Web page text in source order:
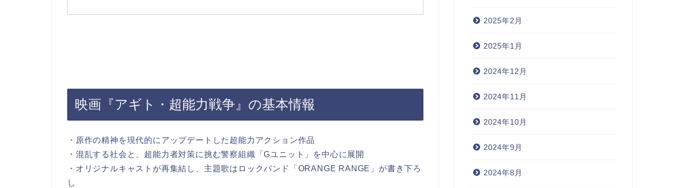
映画『アギト・超能力戦争』の基本情報
・原作の精神を現代的にアップデートした超能力アクション作品
・混乱する社会と、超能力者対策に挑む警察組織「Gユニット」を中心に展開
・オリジナルキャストが再集結し、主題歌はロックバンド「ORANGE RANGE」が書き下ろ
し
2025年2月
2025年1月
2024年12月
2024年11月
2024年10月
2024年9月
2024年8月